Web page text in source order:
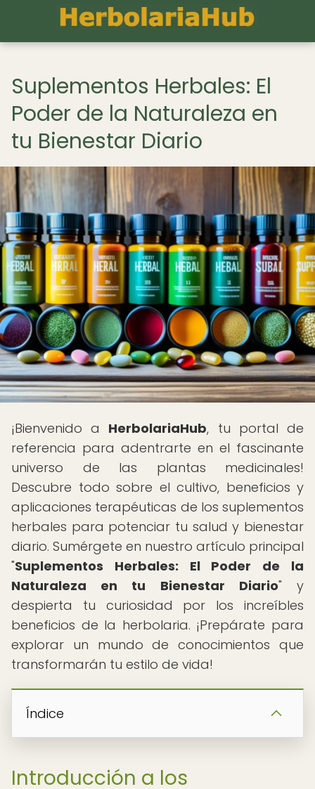
Suplementos Herbales: El
Poder de la Naturaleza en
tu Bienestar Diario
¡Bienvenido a HerbolariaHub, tu portal de
referencia para adentrarte en el fascinante
universo de las plantas medicinales!
Descubre todo sobre el cultivo, beneficios y
aplicaciones terapéuticas de los suplementos
herbales para potenciar tu salud y bienestar
diario. Sumérgete en nuestro artículo principal
"Suplementos Herbales: El Poder de la
Naturaleza en tu Bienestar Diario" y
despierta tu curiosidad por los increíbles
beneficios de la herbolaria. ¡Prepárate para
explorar un mundo de conocimientos que
transformarán tu estilo de vida!
Índice
Introducción a los